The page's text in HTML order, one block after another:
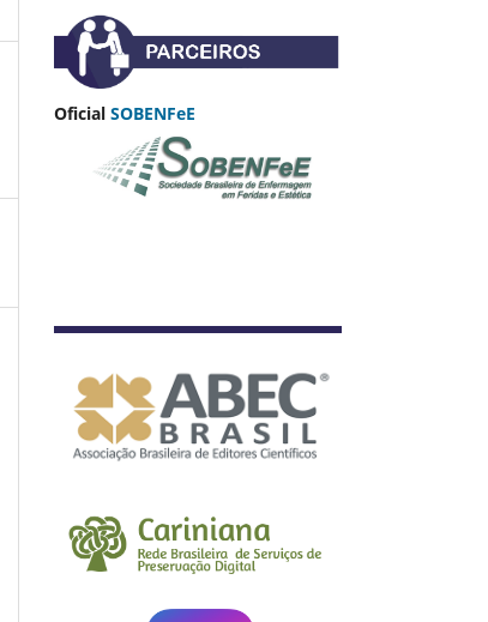
Oficial SOBENFeE